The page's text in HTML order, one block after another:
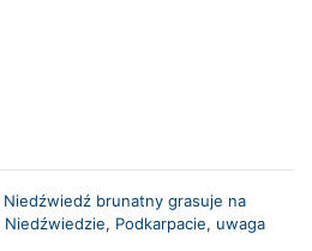
Niedźwiedź brunatny grasuje na
Niedźwiedzie, Podkarpacie, uwaga